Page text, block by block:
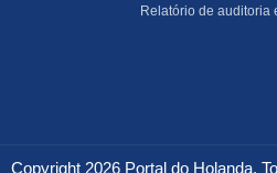
Relatório de auditoria
Copyright 2026 Portal do Holanda.